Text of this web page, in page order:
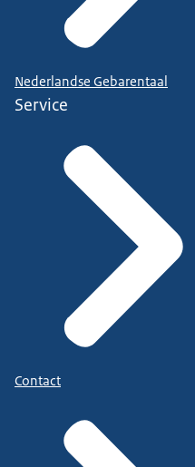
Nederlandse Gebarentaal
Service
Contact